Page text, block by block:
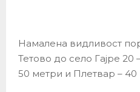
Намалена видливост
Тетово до село Гајре 20
50 метри и Плетвар – 40